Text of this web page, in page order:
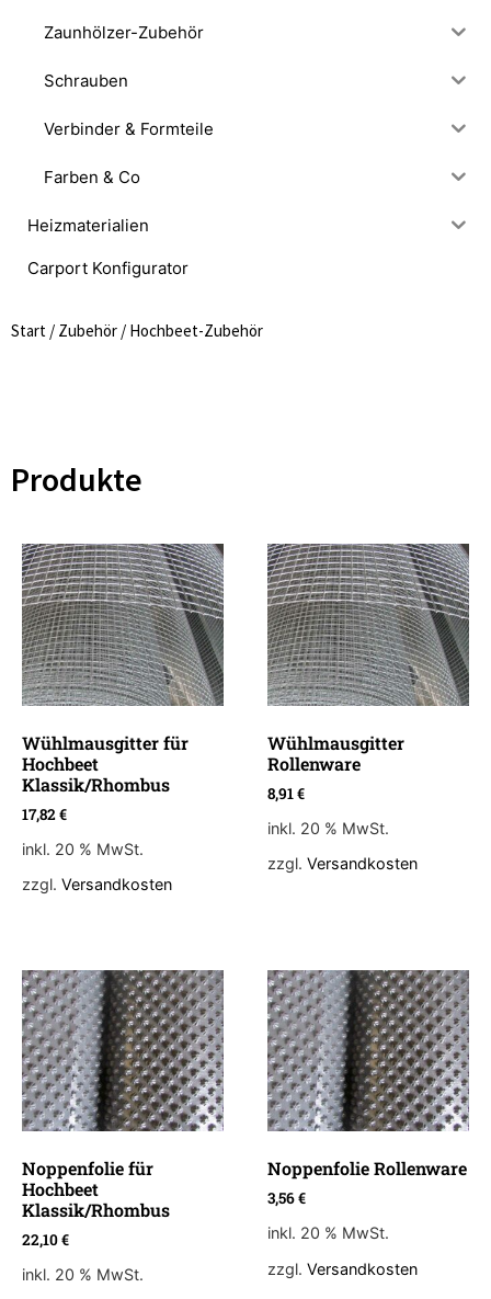
Zaunhölzer-Zubehör
Schrauben
Verbinder & Formteile
Farben & Co
Heizmaterialien
Carport Konfigurator
Start / Zubehör / Hochbeet-Zubehör
Produkte
Wühlmausgitter für
Hochbeet
Klassik/Rhombus
17,82€
inkl. 20 % MwSt.
zzgl. Versandkosten
Wühlmausgitter
Rollenware
8,91€
inkl. 20 % MwSt.
zzgl. Versandkosten
Noppenfolie für
Hochbeet
Klassik/Rhombus
22,10€
inkl. 20 % MwSt.
Noppenfolie Rollenware
3,56€
inkl. 20 % MwSt.
zzgl. Versandkosten